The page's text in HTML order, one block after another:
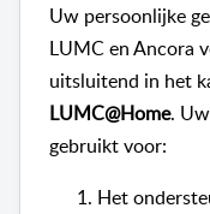
Uw persoonlijke
LUMC en Ancora
uitsluitend in het
LUMC@Home.
gebruikt voor:
Het